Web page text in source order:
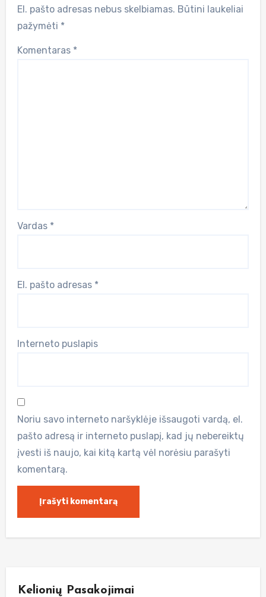
El. pašto adresas nebus skelbiamas. Būtini laukeliai
pažymėti *
Komentaras *
Vardas *
El. pašto adresas *
Interneto puslapis
Noriu savo interneto naršyklėje išsaugoti vardą, el.
pašto adresą ir interneto puslapį, kad jų nebereiktų
įvesti iš naujo, kai kitą kartą vėl norėsiu parašyti
komentarą.
Kelionių Pasakojimai